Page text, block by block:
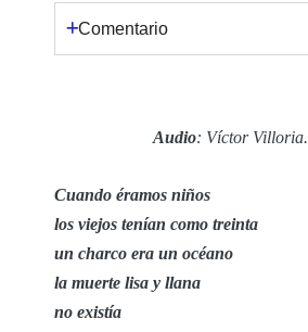
Comentario
Audio: Víctor Villoria.
Cuando éramos niños
los viejos tenían como treinta
un charco era un océano
la muerte lisa y llana
no existía